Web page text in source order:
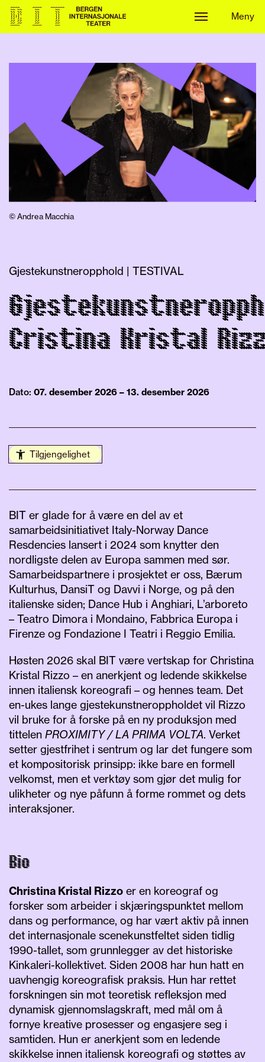
MenyMeny
© Andrea Macchia
Gjestekunstneropphold | TESTIVAL
Cristina Kristal
Dato: 07. desember 2026 – 13. desember 2026
Tilgjengelighet
BIT er glade for å være en del av et
samarbeidsinitiativet Italy-Norway Dance
Resdencies lansert i 2024 som knytter den
nordligste delen av Europa sammen med sør.
Samarbeidspartnere i prosjektet er oss, Bærum
Kulturhus, DansiT og Davvi i Norge, og på den
italienske siden; Dance Hub i Anghiari, L’arboreto
– Teatro Dimora i Mondaino, Fabbrica Europa i
Firenze og Fondazione I Teatri i Reggio Emilia.
Høsten 2026 skal BIT være vertskap for Christina
Kristal Rizzo – en anerkjent og ledende skikkelse
innen italiensk koreografi – og hennes team. Det
en-ukes lange gjestekunstneroppholdet vil Rizzo
vil bruke for å forske på en ny produksjon med
tittelen PROXIMITY / LA PRIMA VOLTA. Verket
setter gjestfrihet i sentrum og lar det fungere som
et kompositorisk prinsipp: ikke bare en formell
velkomst, men et verktøy som gjør det mulig for
ulikheter og nye påfunn å forme rommet og dets
interaksjoner.
Bio
Christina Kristal Rizzo er en koreograf og
forsker som arbeider i skjæringspunktet mellom
dans og performance, og har vært aktiv på innen
det internasjonale scenekunstfeltet siden tidlig
1990-tallet, som grunnlegger av det historiske
Kinkaleri-kollektivet. Siden 2008 har hun hatt en
uavhengig koreografisk praksis. Hun har rettet
forskningen sin mot teoretisk refleksjon med
dynamisk gjennomslagskraft, med mål om å
fornye kreative prosesser og engasjere seg i
samtiden. Hun er anerkjent som en ledende
skikkelse innen italiensk koreografi og støttes av